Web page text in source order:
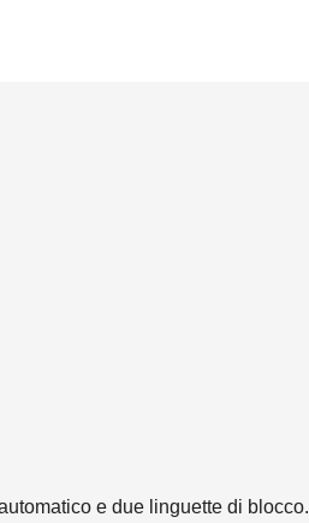
e due linguette di blocco.